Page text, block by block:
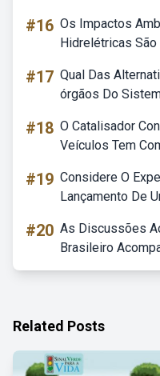
#16 Os Impactos
Hidrelétricas
#17 Qual Das
órgãos Do
#18 O Catalisador
Veículos Tem
#19 Considere O
Lançamento De
#20 As Discussões
Brasileiro
Related Posts